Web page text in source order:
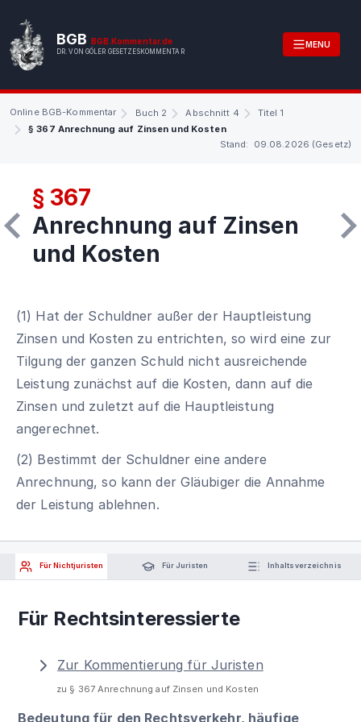
BGB BGB.Kommentar.de
DR. VON GÖLER GESETZESKOMMENTAR
MENU
Online BGB-Kommentar Buch 2 Abschnitt 4
Titel 1
§ 367 Anrechnung auf Zinsen und Kosten
Stand: 09.08.2026 (Gesetz)
§ 367
Anrechnung auf Zinsen
und Kosten
(1) Hat der Schuldner außer der Hauptleistung
Zinsen und Kosten zu entrichten, so wird eine zur
Tilgung der ganzen Schuld nicht ausreichende
Leistung zunächst auf die Kosten, dann auf die
Zinsen und zuletzt auf die Hauptleistung
angerechnet.
(2) Bestimmt der Schuldner eine andere
Anrechnung, so kann der Gläubiger die Annahme
der Leistung ablehnen.
Für Nichtjuristen Für Juristen Inhaltsverzeichnis
Für Rechtsinteressierte
Zur Kommentierung für Juristen
zu § 367 Anrechnung auf Zinsen und Kosten
Bedeutung für den Rechtsverkehr, häufige